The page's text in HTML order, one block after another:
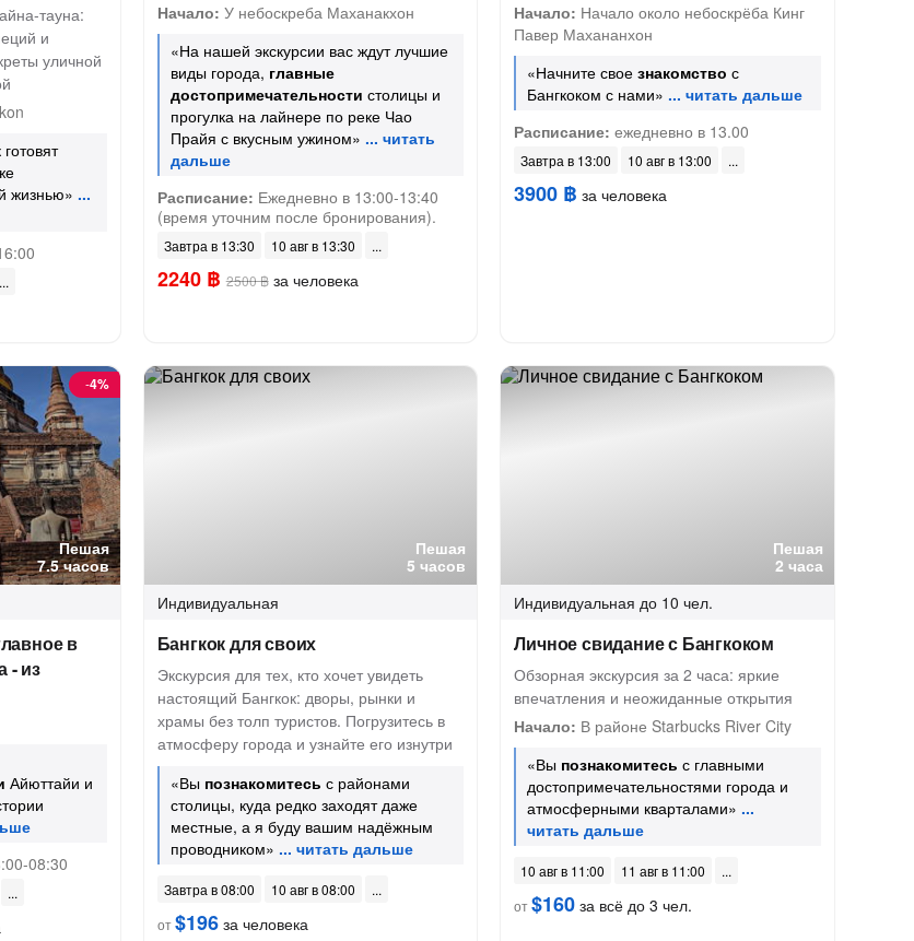
тауна:
и
уличной
жизнью»
Начало: У небоскреба Маханакхон
«На нашей экскурсии вас ждут лучшие
виды города, главные
достопримечательности столицы и
прогулка на лайнере по реке Чао
Прайя с вкусным ужином»
Расписание: Ежедневно в 13:00-13:40
(время уточним после бронирования).
Завтра в 13:30 10 авг в 13:30
2240 ฿ 2500 ฿за человека
Начало: Начало около небоскрёба Кинг
Павер Махананхон
«Начните своезнакомство с
Бангкоком с нами»
Расписание: ежедневно в 13.00
Завтра в 13:00 10 авг в 13:00
3900 ฿ за человека
Пешая
7.5 часов
-4%
в
- из
Айюттайи и
08:30
Пешая
5 часов
Индивидуальная
Бангкок для своих
Экскурсия для тех, кто хочет увидеть
настоящий Бангкок: дворы, рынки и
храмы без толп туристов. Погрузитесь в
атмосферу города и узнайте его изнутри
«Вы познакомитесь с районами
столицы, куда редко заходят даже
местные, а я буду вашим надёжным
проводником»
Завтра в 08:00
10 авг в 08:00
от$196за человека
Пешая
2 часа
Индивидуальная до 10 чел.
Личное свидание с Бангкоком
Обзорная экскурсия за 2 часа: яркие
впечатления и неожиданные открытия
Начало: В районе Starbucks River City
«Вы познакомитесь с главными
достопримечательностями города и
атмосферными кварталами»
10 авг в 11:00
11 авг в 11:00
от$160 за всё до 3 чел.